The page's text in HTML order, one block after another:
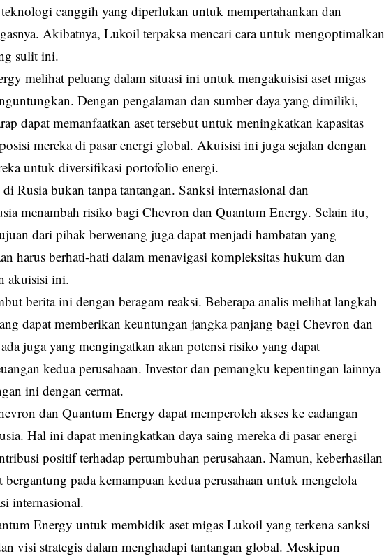
canggih yang diperlukan untuk mempertahankan dan
Akibatnya, Lukoil terpaksa mencari cara untuk mengoptimalkan
sulit ini.
melihat peluang dalam situasi ini untuk mengakuisisi aset migas
Dengan pengalaman dan sumber daya yang dimiliki,
dapat memanfaatkan aset tersebut untuk meningkatkan kapasitas
mereka di pasar energi global. Akuisisi ini juga sejalan dengan
untuk diversifikasi portofolio energi.
Rusia bukan tanpa tantangan. Sanksi internasional dan
menambah risiko bagi Chevron dan Quantum Energy. Selain itu,
dari pihak berwenang juga dapat menjadi hambatan yang
harus berhati-hati dalam menavigasi kompleksitas hukum dan
akuisisi ini.
berita ini dengan beragam reaksi. Beberapa analis melihat langkah
dapat memberikan keuntungan jangka panjang bagi Chevron dan
juga yang mengingatkan akan potensi risiko yang dapat
kedua perusahaan. Investor dan pemangku kepentingan lainnya
ini dengan cermat.
dan Quantum Energy dapat memperoleh akses ke cadangan
Hal ini dapat meningkatkan daya saing mereka di pasar energi
positif terhadap pertumbuhan perusahaan. Namun, keberhasilan
bergantung pada kemampuan kedua perusahaan untuk mengelola
internasional.
Energy untuk membidik aset migas Lukoil yang terkena sanksi
visi strategis dalam menghadapi tantangan global. Meskipun